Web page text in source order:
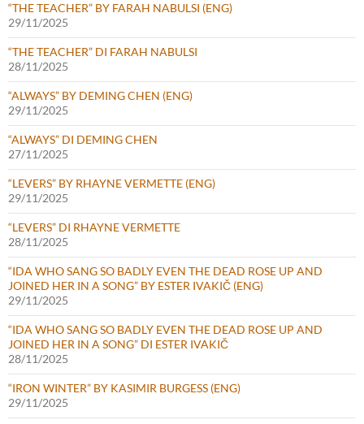
“THE TEACHER” BY FARAH NABULSI (ENG)
29/11/2025
“THE TEACHER” DI FARAH NABULSI
28/11/2025
“ALWAYS” BY DEMING CHEN (ENG)
29/11/2025
“ALWAYS” DI DEMING CHEN
27/11/2025
“LEVERS” BY RHAYNE VERMETTE (ENG)
29/11/2025
“LEVERS” DI RHAYNE VERMETTE
28/11/2025
“IDA WHO SANG SO BADLY EVEN THE DEAD ROSE UP AND
JOINED HER IN A SONG” BY ESTER IVAKIČ (ENG)
29/11/2025
“IDA WHO SANG SO BADLY EVEN THE DEAD ROSE UP AND
JOINED HER IN A SONG” DI ESTER IVAKIČ
28/11/2025
“IRON WINTER” BY KASIMIR BURGESS (ENG)
29/11/2025